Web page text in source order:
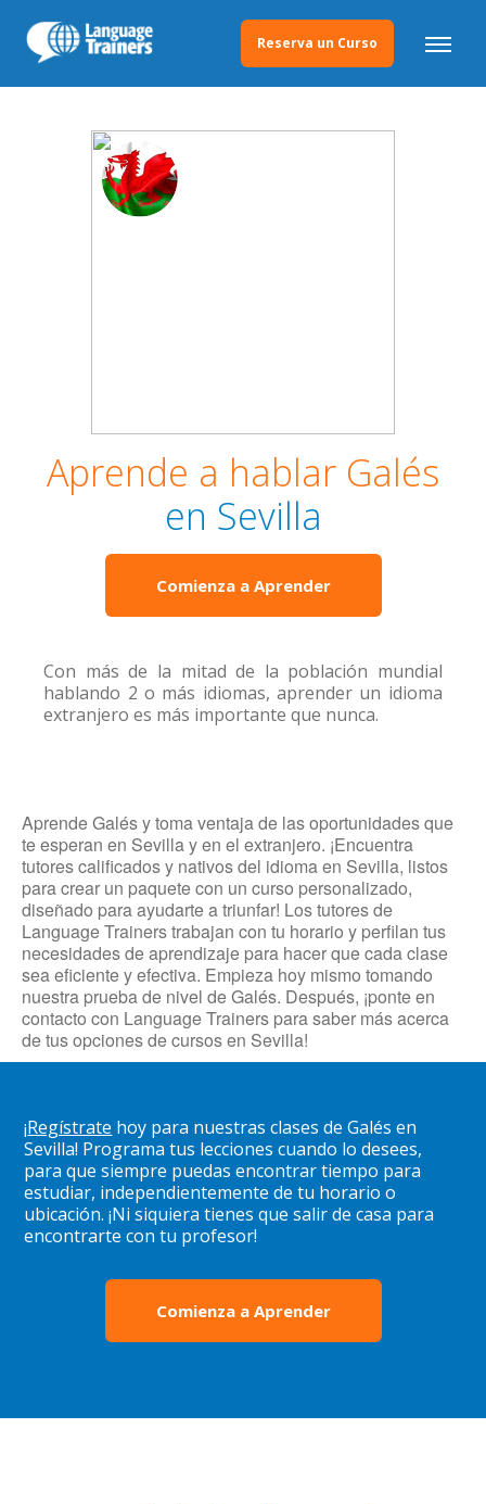
Reserva un Curso
Aprende a hablar Galés
en Sevilla
Comienza a Aprender
Con más de la mitad de la población mundial
hablando 2 o más idiomas, aprender un idioma
extranjero es más importante que nunca.
Aprende Galés y toma ventaja de las oportunidades que
te esperan en Sevilla y en el extranjero. ¡Encuentra
tutores calificados y nativos del idioma en Sevilla, listos
para crear un paquete con un curso personalizado,
diseñado para ayudarte a triunfar! Los tutores de
Language Trainers trabajan con tu horario y perfilan tus
necesidades de aprendizaje para hacer que cada clase
sea eficiente y efectiva. Empieza hoy mismo tomando
nuestra prueba de nivel de Galés. Después, ¡ponte en
contacto con Language Trainers para saber más acerca
de tus opciones de cursos en Sevilla!
¡Regístrate hoy para nuestras clases de Galés en
Sevilla! Programa tus lecciones cuando lo desees,
para que siempre puedas encontrar tiempo para
estudiar, independientemente de tu horario o
ubicación. ¡Ni siquiera tienes que salir de casa para
encontrarte con tu profesor!
Comienza a Aprender